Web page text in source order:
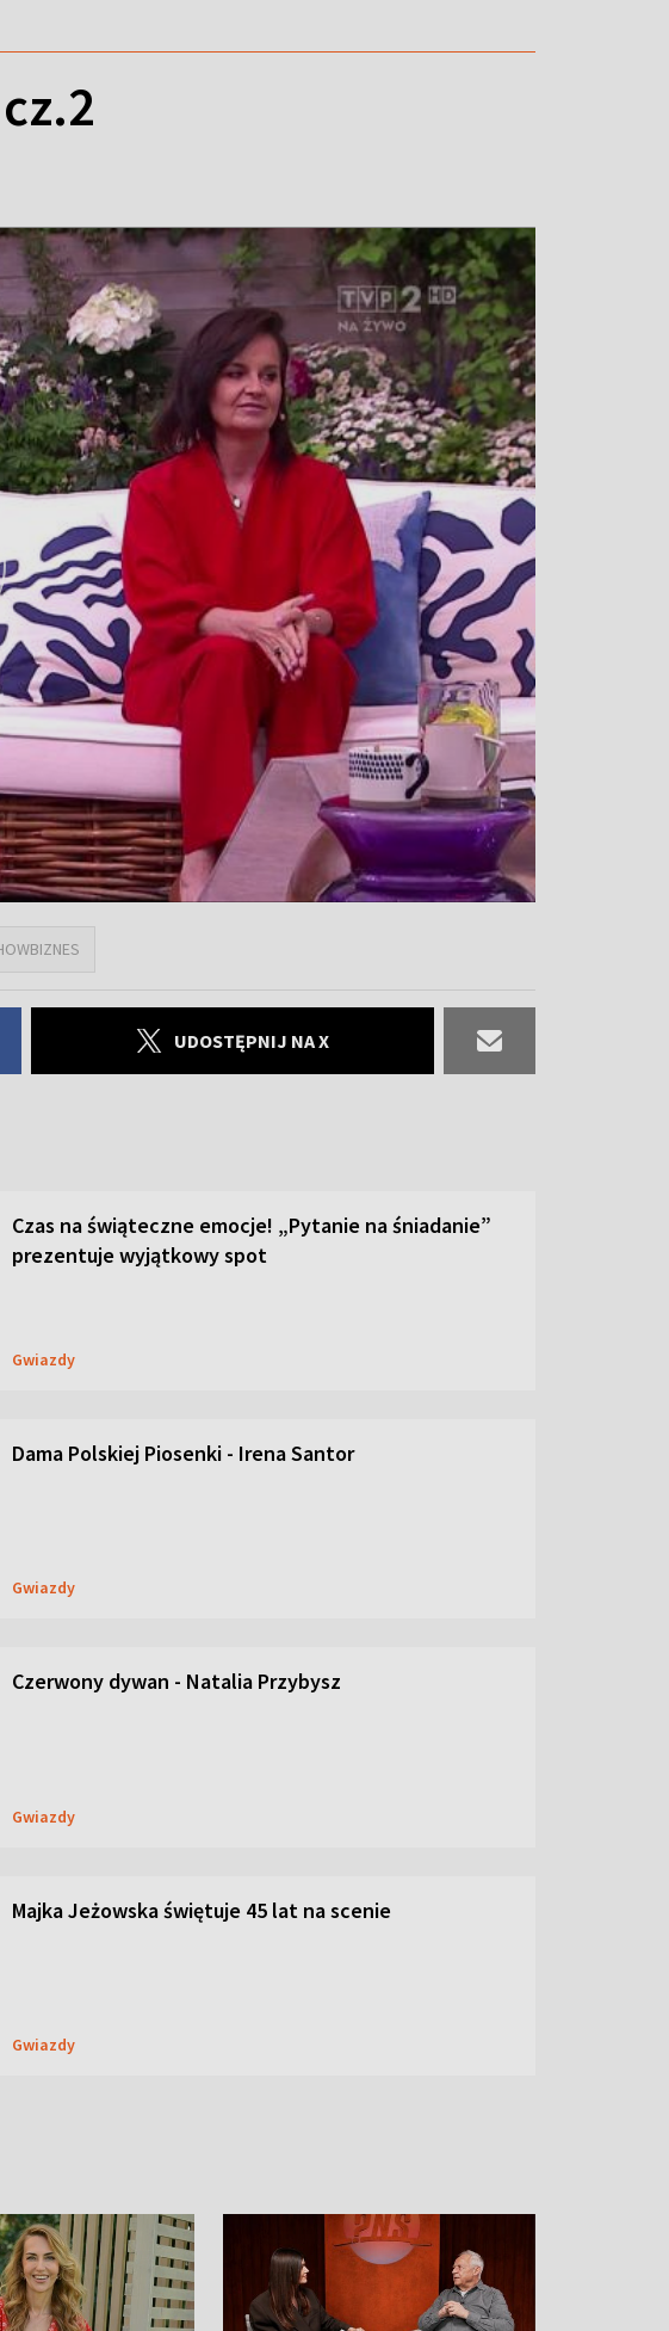
UDOSTĘPNIJ NA X
Czas na świąteczne emocje! „Pytanie na śniadanie”
prezentuje wyjątkowy spot
Gwiazdy
Dama Polskiej Piosenki - Irena Santor
Gwiazdy
Czerwony dywan - Natalia Przybysz
Gwiazdy
Majka Jeżowska świętuje 45 lat na scenie
Gwiazdy